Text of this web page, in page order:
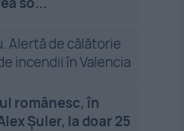
Alertă de călătorie
incendii în Valencia
românesc, în
Șuler, la doar 25